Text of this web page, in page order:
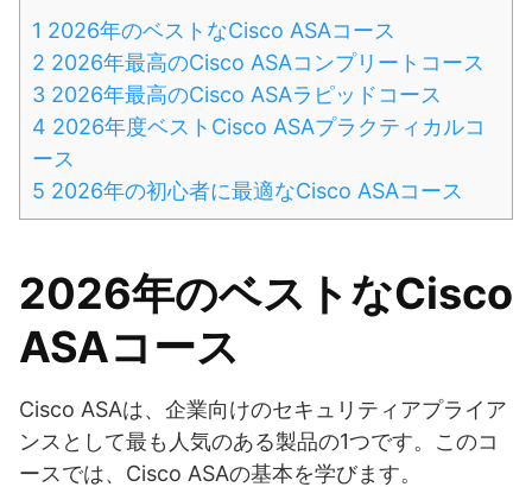
1 2026年のベストなCisco ASAコース
2 2026年最高のCisco ASAコンプリートコース
3 2026年最高のCisco ASAラピッドコース
4 2026年度ベストCisco ASAプラクティカルコ
ース
5 2026年の初心者に最適なCisco ASAコース
2026年のベストなCisco
ASAコース
Cisco ASAは、企業向けのセキュリティアプライア
ンスとして最も人気のある製品の1つです。このコ
ースでは、Cisco ASAの基本を学びます。